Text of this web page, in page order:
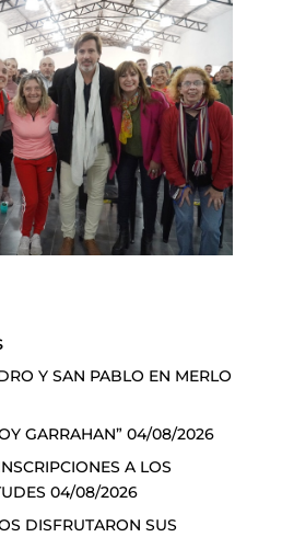
Y SAN PABLO EN MERLO
GARRAHAN” 04/08/2026
A LOS
04/08/2026
DISFRUTARON SUS